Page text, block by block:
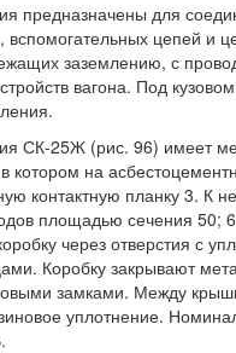
предназначены для
вспомогательных цепей и
заземлению, с
вагона. Под кузовом
СК-25Ж (рис. 96) имеет
котором на
контактную планку 3. К
площадью сечения 50;
через отверстия с
Коробку закрывают
замками. Между
уплотнение.